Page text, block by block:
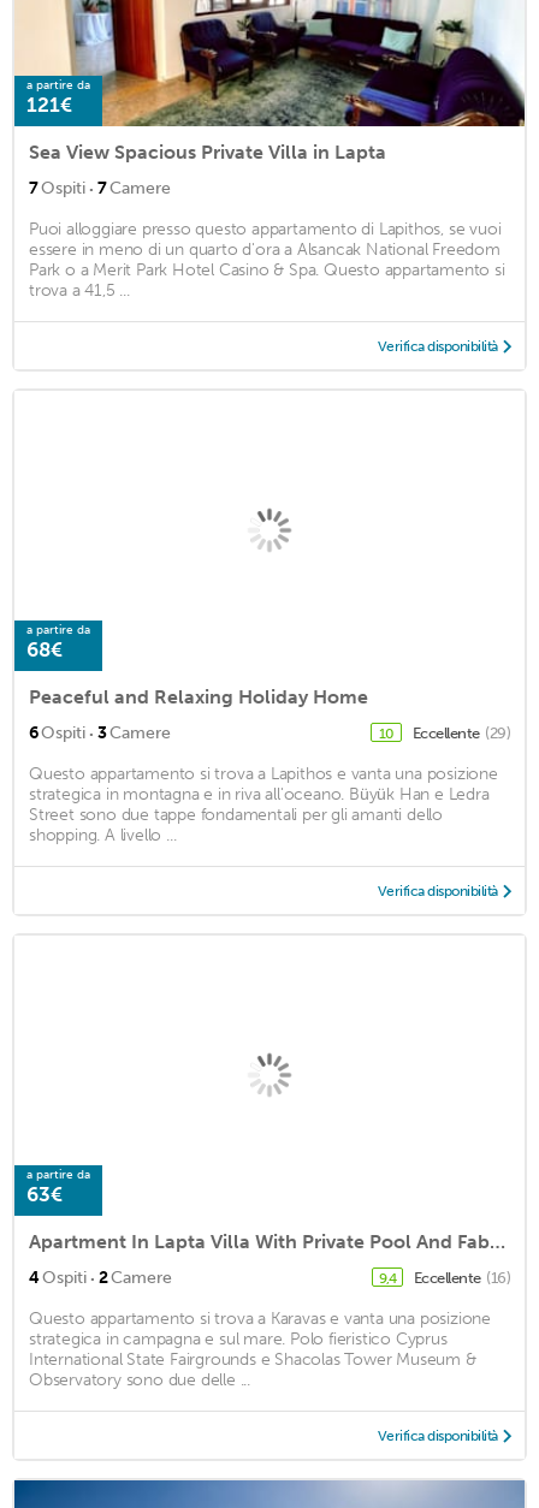
a partire da
121€
Sea View Spacious Private Villa in Lapta
7Ospiti · 7Camere
Puoi alloggiare presso questo appartamento di Lapithos, se vuoi
essere in meno di un quarto d'ora a Alsancak National Freedom
Park o a Merit Park Hotel Casino & Spa. Questo appartamento si
trova a 41,5 ...
Verifica disponibilità
a partire da
68€
Peaceful and Relaxing Holiday Home
6Ospiti · 3Camere 10 Eccellente (29)
Questo appartamento si trova a Lapithos e vanta una posizione
strategica in montagna e in riva all'oceano. Büyük Han e Ledra
Street sono due tappe fondamentali per gli amanti dello
shopping. A livello ...
Verifica disponibilità
a partire da
63€
Apartment In Lapta Villa With Private Pool And Fabulous Mountain Views
4Ospiti · 2Camere 9,4 Eccellente (16)
Questo appartamento si trova a Karavas e vanta una posizione
strategica in campagna e sul mare. Polo fieristico Cyprus
International State Fairgrounds e Shacolas Tower Museum &
Observatory sono due delle ...
Verifica disponibilità